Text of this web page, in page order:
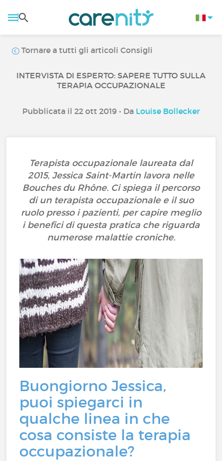
Tornare a tutti gli articoli Consigli
INTERVISTA DI ESPERTO: SAPERE TUTTO SULLA
TERAPIA OCCUPAZIONALE
Pubblicata il 22 ott 2019 • Da Louise Bollecker
Terapista occupazionale laureata dal
2015, Jessica Saint-Martin lavora nelle
Bouches du Rhône. Ci spiega il percorso
di un terapista occupazionale e il suo
ruolo presso i pazienti, per capire meglio
i benefici di questa pratica che riguarda
numerose malattie croniche.
Buongiorno Jessica,
puoi spiegarci in
qualche linea in che
cosa consiste la terapia
occupazionale?